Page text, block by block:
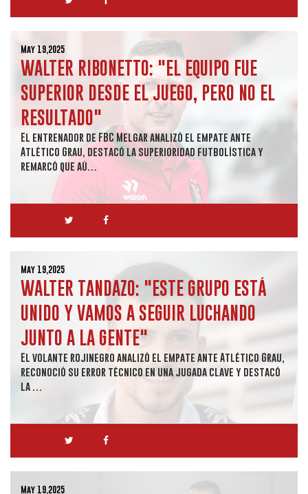
May 19,2025
WALTER RIBONETTO: "EL EQUIPO FUE
SUPERIOR DESDE EL JUEGO, PERO NO EL
RESULTADO"
El entrenador de FBC Melgar analizó el empate ante
Atlético Grau, destacó la superioridad futbolística y
remarcó que aú…
May 19,2025
WALTER TANDAZO: "ESTE GRUPO ESTÁ
UNIDO Y VAMOS A SEGUIR LUCHANDO
JUNTO A LA GENTE"
El volante rojinegro analizó el empate ante Atlético Grau,
reconoció su error técnico en una jugada clave y destacó
la …
May 19,2025